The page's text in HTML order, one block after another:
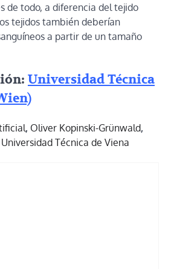
de todo, a diferencia del tejido
tejidos también deberían
a partir de un tamaño
Universidad Técnica
, Oliver Kopinski-Grünwald,
Universidad Técnica de Viena